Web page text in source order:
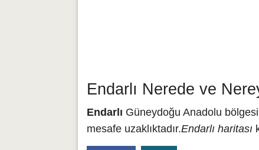
Endarlı Nerede ve
Endarlı Güneydoğu Anadolu
mesafe uzaklıktadır.Endarlı haritası